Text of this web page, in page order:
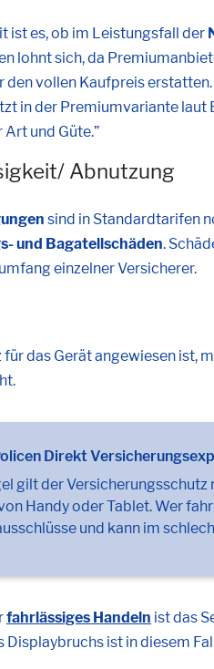
ist es, ob im Leistungsfall der
lohnt sich, da
den vollen Kaufpreis
in der Premiumvariante laut
und Güte.”
Abnutzung
sind in Standardtarifen
und Bagatellschäden.
einzelner Versicherer.
das Gerät angewiesen ist,
Direkt
gilt der
Handy oder Tablet. Wer
und kann im
fahrlässiges Handeln ist das
ist in diesem